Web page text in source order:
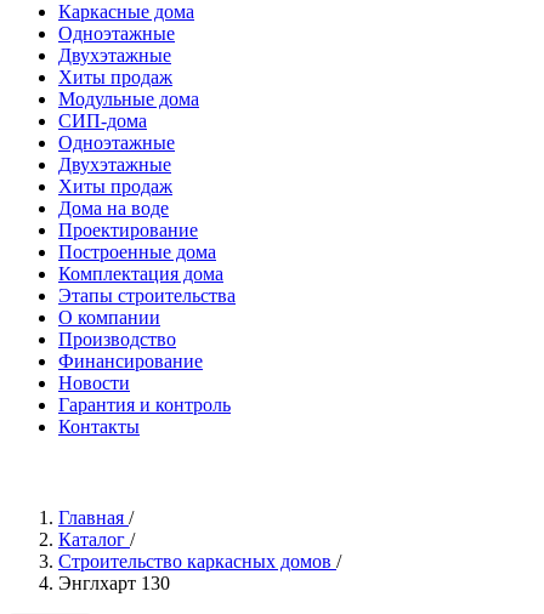
Каркасные дома
Одноэтажные
Двухэтажные
Хиты продаж
Модульные дома
СИП-дома
Одноэтажные
Двухэтажные
Хиты продаж
Дома на воде
Проектирование
Построенные дома
Комплектация дома
Этапы строительства
О компании
Производство
Финансирование
Новости
Гарантия и контроль
Контакты
Главная /
Каталог /
Строительство каркасных домов /
Энглхарт 130